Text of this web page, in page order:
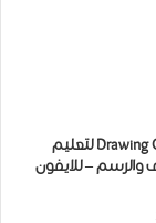
تطبيق Drawing Games لتعليم
والرسم – للايفون